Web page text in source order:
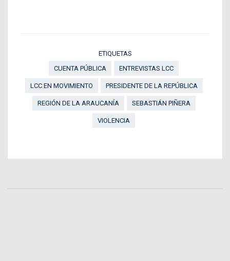
ETIQUETAS
CUENTA PÚBLICA
ENTREVISTAS LCC
LCC EN MOVIMIENTO PRESIDENTE DE LA REPÚBLICA
REGIÓN DE LA ARAUCANÍA SEBASTIÁN PIÑERA
VIOLENCIA